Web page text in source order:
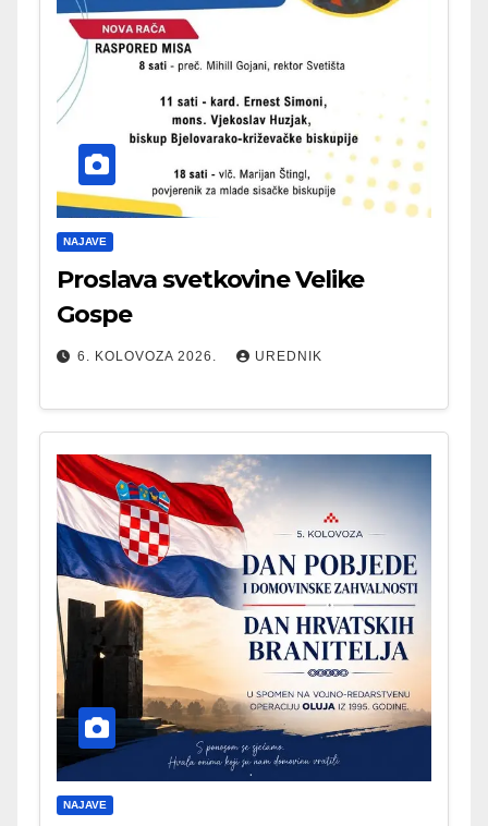
NAJAVE
Proslava svetkovine Velike
Gospe
6. KOLOVOZA 2026. UREDNIK
NAJAVE